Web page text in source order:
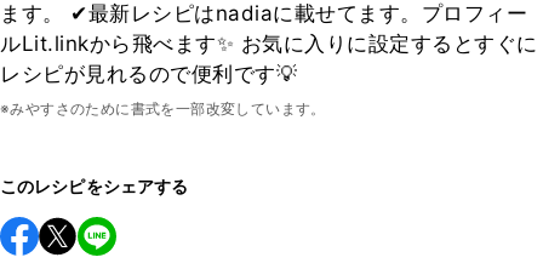
ます。 ✔最新レシピはnadiaに載せてます。プロフィー
ルLit.linkから飛べます✨ お気に入りに設定するとすぐに
レシピが見れるので便利です💡
※みやすさのために書式を一部改変しています。
このレシピをシェアする